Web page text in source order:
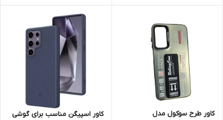
کاور طرح سوکول مدل
کاور اسپیگن مناسب برای گوشی